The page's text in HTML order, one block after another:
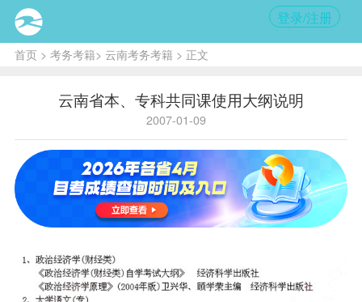
登录/注册
首页> 考务考籍> 云南考务考籍 > 正文
云南省本、专科共同课使用大纲说明
2007-01-09